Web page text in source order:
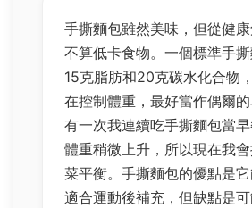
手撕麵包雖然美味，但從健
不算低卡食物。一個標準手
15克脂肪和20克碳水化合物
在控制體重，最好當作偶爾
有一次我連續吃手撕麵包當
體重稍微上升，所以現在我
菜平衡。手撕麵包的優點是它
適合運動後補充，但缺點是